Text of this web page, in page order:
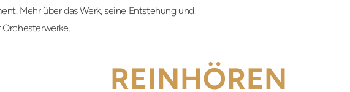
Mehr über das Werk, seine Entstehung und
REINHÖREN